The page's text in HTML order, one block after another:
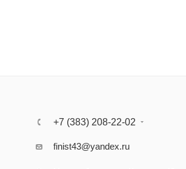
+7 (383) 208-22-02
finist43@yandex.ru